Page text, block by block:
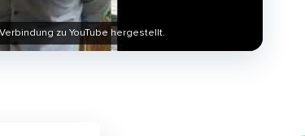
zu YouTube hergestellt.